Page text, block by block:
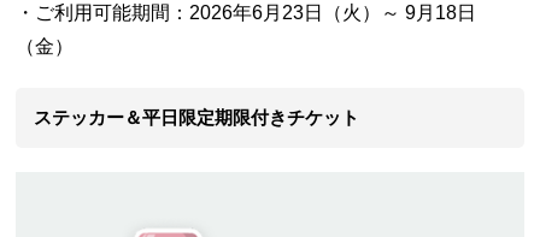
・ご利用可能期間：2026年6月23日（火）～ 9月18日
（金）
ステッカー＆平日限定期限付きチケット